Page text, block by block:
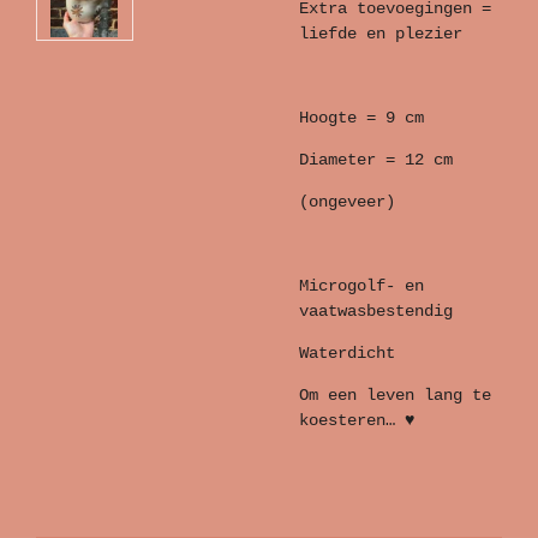
Extra toevoegingen =
liefde en plezier
Hoogte = 9 cm
Diameter = 12 cm
(ongeveer)
Microgolf- en
vaatwasbestendig
Waterdicht
Om een leven lang te
koesteren… ♥